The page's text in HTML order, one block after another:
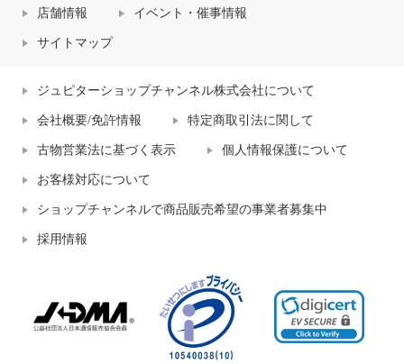
店舗情報 イベント・催事情報
サイトマップ
ジュピターショップチャンネル株式会社について
会社概要/免許情報 特定商取引法に関して
古物営業法に基づく表示 個人情報保護について
お客様対応について
ショップチャンネルで商品販売希望の事業者募集中
採用情報